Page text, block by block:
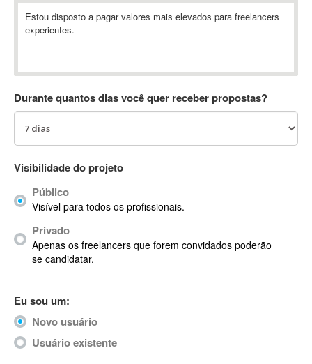
Ableton Push
Abstract
AC3
ACID Pro
ACPI
Acrobat
Acrobat X
Acronis
ACT
Actimize
ActionScript
ActionScript 3
Estou disposto a pagar valores mais elevados para freelancers
experientes.
Durante quantos dias você quer receber propostas?
Visibilidade do projeto
Público
Visível para todos os profissionais.
Privado
Apenas os freelancers que forem convidados poderão
se candidatar.
Eu sou um:
Novo usuário
Usuário existente